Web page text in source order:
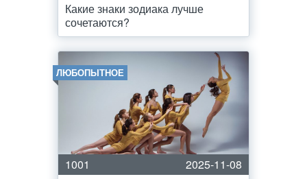
Какие знаки зодиака лучше
сочетаются?
ЛЮБОПЫТНОЕ
1001
2025-11-08